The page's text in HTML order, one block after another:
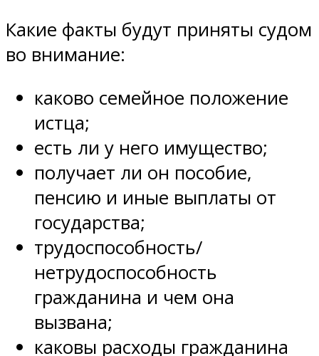
Какие факты будут приняты судом
во внимание:
каково семейное положение
истца;
есть ли у него имущество;
получает ли он пособие,
пенсию и иные выплаты от
государства;
трудоспособность/
нетрудоспособность
гражданина и чем она
вызвана;
каковы расходы гражданина